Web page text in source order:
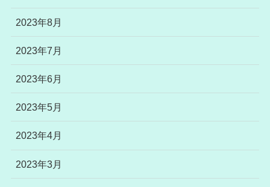
2023年8月
2023年7月
2023年6月
2023年5月
2023年4月
2023年3月